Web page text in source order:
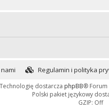
Regulamin i polityka
Technologię dostarcza phpBB® Forum
Polski pakiet językowy
GZIP: Off